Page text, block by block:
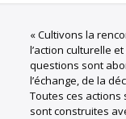
« Cultivons la
l’action culturelle
questions sont
l’échange, de la
Toutes ces actions
sont construites